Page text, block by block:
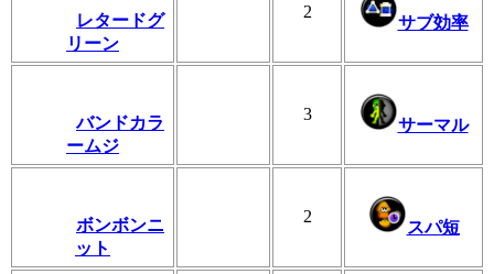
レタードグ
リーン
2
サブ効率
バンドカラ
ームジ
3
サーマル
ボンボンニ
ット
2
スパ短